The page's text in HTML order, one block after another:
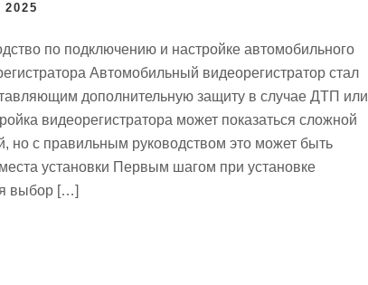
по подключению и настройке автомобильного
Автомобильный видеорегистратор стал
дополнительную защиту в случае ДТП или
видеорегистратора может показаться сложной
но с правильным руководством это может быть
установки Первым шагом при установке
выбор […]